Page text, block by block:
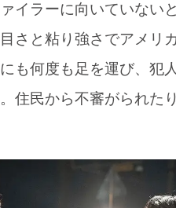
イラーに向いていない
さと粘り強さでアメリ
も何度も足を運び、犯
住民から不審がられた